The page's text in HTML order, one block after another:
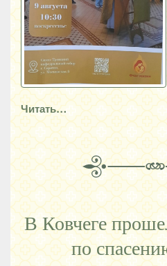
Читать…
В Ковчеге
по